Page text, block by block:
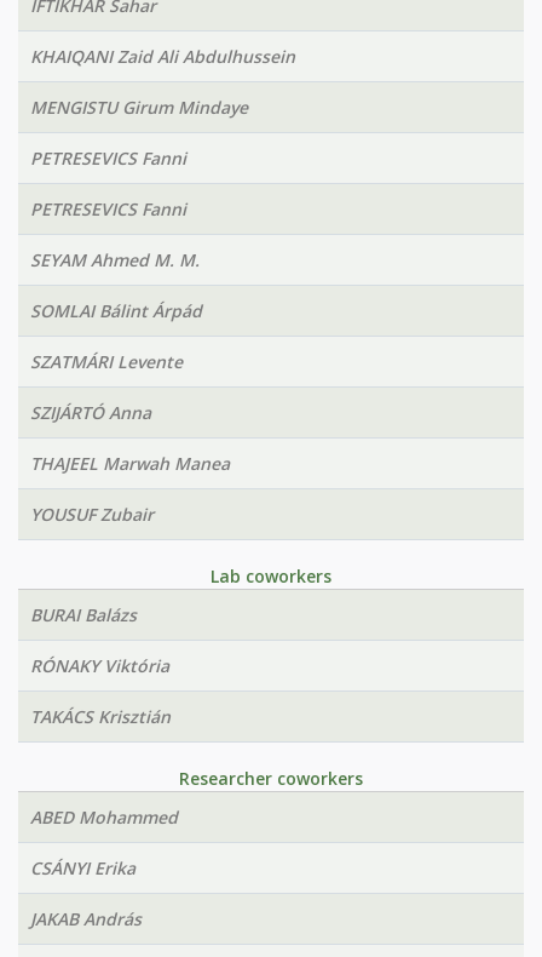
IFTIKHAR Sahar
KHAIQANI Zaid Ali Abdulhussein
MENGISTU Girum Mindaye
PETRESEVICS Fanni
PETRESEVICS Fanni
SEYAM Ahmed M. M.
SOMLAI Bálint Árpád
SZATMÁRI Levente
SZIJÁRTÓ Anna
THAJEEL Marwah Manea
YOUSUF Zubair
Lab coworkers
BURAI Balázs
RÓNAKY Viktória
TAKÁCS Krisztián
Researcher coworkers
ABED Mohammed
CSÁNYI Erika
JAKAB András